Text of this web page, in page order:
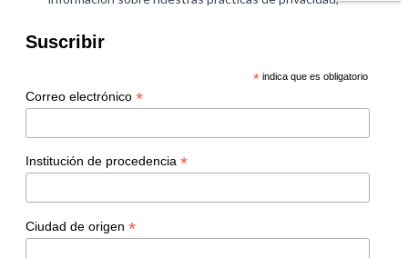
Suscribir
* indica que es obligatorio
Correo electrónico *
Institución de procedencia *
Ciudad de origen *